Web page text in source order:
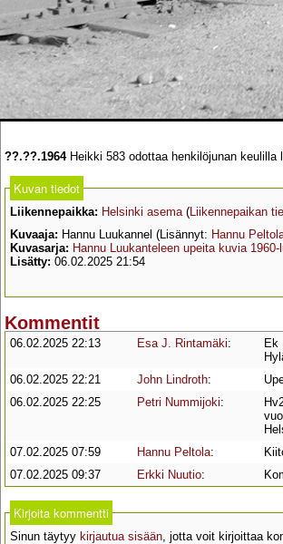
??.??.1964Heikki 583 odottaa henkilöjunan keulilla
Kuvan tiedot
Liikennepaikka: Helsinki asema(Liikennepaikan
Kuvaaja: Hannu Luukannel (Lisännyt: Hannu
Kuvasarja: Hannu Luukanteleen upeita kuvia 1960-
Lisätty: 06.02.2025 21:54
Kommentit
06.02.2025 22:13 Esa J. Rintamäki:
Ek
06.02.2025 22:21
John Lindroth:
06.02.2025 22:25
Petri Nummijoki:
07.02.2025 07:59
Hannu Peltola:
07.02.2025 09:37
Erkki Nuutio:
Kirjoita kommentti
Sinun täytyy kirjautua sisään , jotta voit kirjoittaa